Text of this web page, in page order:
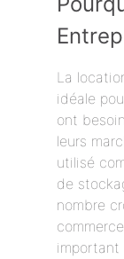
La
idéale
ont
leurs
utilisé
de
nombre
important